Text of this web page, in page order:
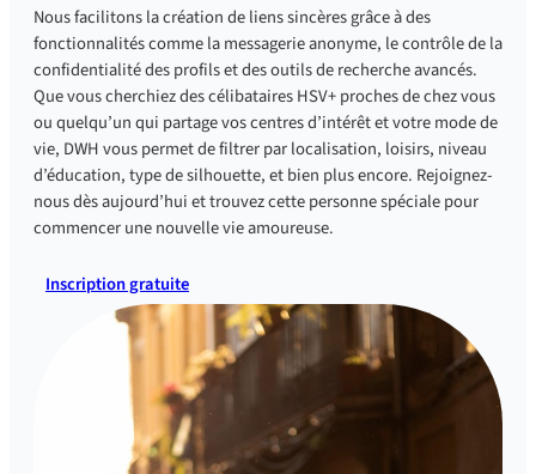
Nous facilitons la création de liens sincères grâce à des
fonctionnalités comme la messagerie anonyme, le contrôle de la
confidentialité des profils et des outils de recherche avancés.
Que vous cherchiez des célibataires HSV+ proches de chez vous
ou quelqu’un qui partage vos centres d’intérêt et votre mode de
vie, DWH vous permet de filtrer par localisation, loisirs, niveau
d’éducation, type de silhouette, et bien plus encore. Rejoignez-
nous dès aujourd’hui et trouvez cette personne spéciale pour
commencer une nouvelle vie amoureuse.
Inscription gratuite